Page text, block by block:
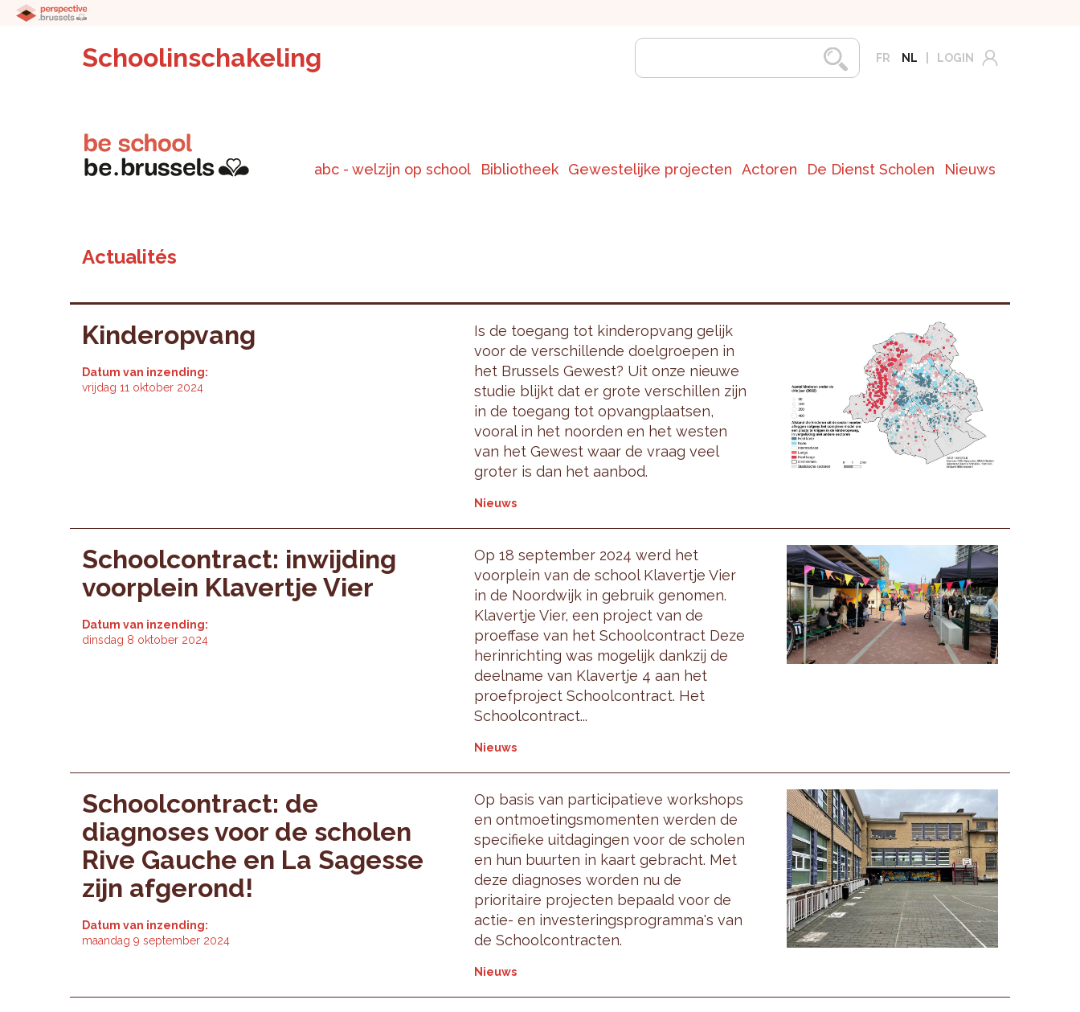
Schoolinschakeling FR NL LOGIN
abc - welzijn op school Bibliotheek Gewestelijke projecten Actoren De Dienst Scholen Nieuws
Actualités
Kinderopvang
Datum van inzending:
vrijdag 11 oktober 2024
Is de toegang tot kinderopvang gelijk
voor de verschillende doelgroepen in
het Brussels Gewest? Uit onze nieuwe
studie blijkt dat er grote verschillen zijn
in de toegang tot opvangplaatsen,
vooral in het noorden en het westen
van het Gewest waar de vraag veel
groter is dan het aanbod.
Nieuws
Schoolcontract: inwijding
voorplein Klavertje Vier
Datum van inzending:
dinsdag 8 oktober 2024
Op 18 september 2024 werd het
voorplein van de school Klavertje Vier
in de Noordwijk in gebruik genomen.
Klavertje Vier, een project van de
proeffase van het Schoolcontract Deze
herinrichting was mogelijk dankzij de
deelname van Klavertje 4 aan het
proefproject Schoolcontract. Het
Schoolcontract...
Nieuws
Schoolcontract: de
diagnoses voor de scholen
Rive Gauche en La Sagesse
zijn afgerond!
Datum van inzending:
maandag 9 september 2024
Op basis van participatieve workshops
en ontmoetingsmomenten werden de
specifieke uitdagingen voor de scholen
en hun buurten in kaart gebracht. Met
deze diagnoses worden nu de
prioritaire projecten bepaald voor de
actie- en investeringsprogramma's van
de Schoolcontracten.
Nieuws